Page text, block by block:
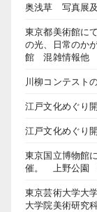
奥浅草 写真展
東京都美術館に
の光、日常のか
館 混雑情報他
川柳コンテスト
江戸文化めぐり
江戸文化めぐり
東京国立博物館
催。 上野公園
東京芸術大学大
大学院美術研究